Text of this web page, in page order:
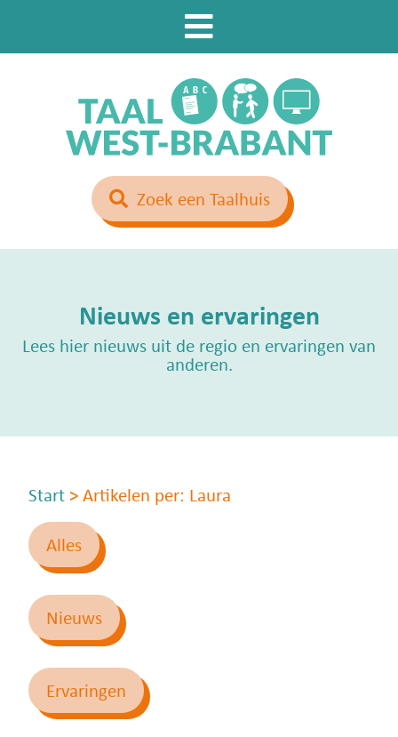
Zoek een Taalhuis
Nieuws en ervaringen
Lees hier nieuws uit de regio en ervaringen van
anderen.
Start >Artikelen per: Laura
Alles
Nieuws
Ervaringen